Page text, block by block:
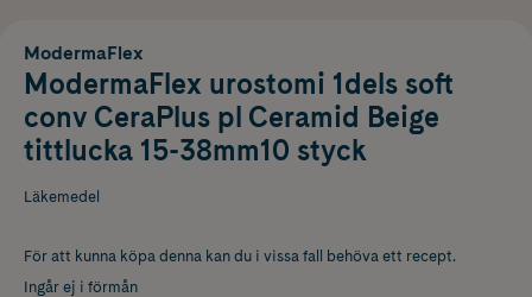
ModermaFlex
ModermaFlex urostomi 1dels soft
conv CeraPlus pl Ceramid Beige
tittlucka 15-38mm10 styck
Läkemedel
För att kunna köpa denna kan du i vissa fall behöva ett recept.
Ingår ej i förmån